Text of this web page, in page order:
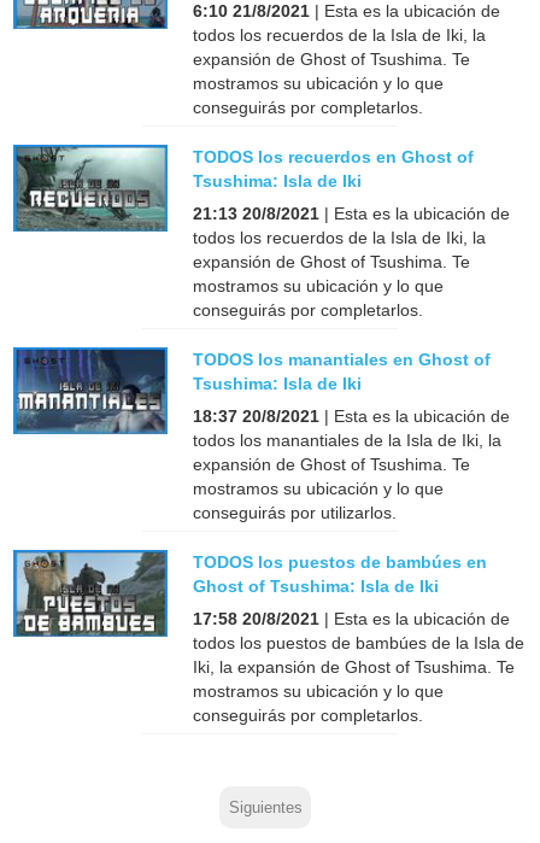
6:10 21/8/2021 | Esta es la ubicación de
todos los recuerdos de la Isla de Iki, la
expansión de Ghost of Tsushima. Te
mostramos su ubicación y lo que
conseguirás por completarlos.
TODOS los recuerdos en Ghost of
Tsushima: Isla de Iki
21:13 20/8/2021 | Esta es la ubicación de
todos los recuerdos de la Isla de Iki, la
expansión de Ghost of Tsushima. Te
mostramos su ubicación y lo que
conseguirás por completarlos.
TODOS los manantiales en Ghost of
Tsushima: Isla de Iki
18:37 20/8/2021 | Esta es la ubicación de
todos los manantiales de la Isla de Iki, la
expansión de Ghost of Tsushima. Te
mostramos su ubicación y lo que
conseguirás por utilizarlos.
TODOS los puestos de bambúes en
Ghost of Tsushima: Isla de Iki
17:58 20/8/2021 | Esta es la ubicación de
todos los puestos de bambúes de la Isla de
Iki, la expansión de Ghost of Tsushima. Te
mostramos su ubicación y lo que
conseguirás por completarlos.
Siguientes